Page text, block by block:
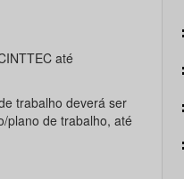
até
trabalho deverá ser
plano de trabalho, até